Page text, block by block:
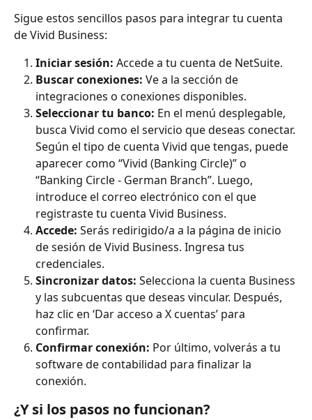
Sigue estos sencillos pasos para integrar tu cuenta
de Vivid Business:
Iniciar sesión: Accede a tu cuenta de NetSuite.
Buscar conexiones: Ve a la sección de
integraciones o conexiones disponibles.
Seleccionar tu banco: En el menú desplegable,
busca Vivid como el servicio que deseas conectar.
Según el tipo de cuenta Vivid que tengas, puede
aparecer como “Vivid (Banking Circle)” o
“Banking Circle - German Branch”. Luego,
introduce el correo electrónico con el que
registraste tu cuenta Vivid Business.
Accede: Serás redirigido/a a la página de inicio
de sesión de Vivid Business. Ingresa tus
credenciales.
Sincronizar datos: Selecciona la cuenta Business
y las subcuentas que deseas vincular. Después,
haz clic en ‘Dar acceso a X cuentas’ para
confirmar.
Confirmar conexión: Por último, volverás a tu
software de contabilidad para finalizar la
conexión.
¿Y si los pasos no funcionan?